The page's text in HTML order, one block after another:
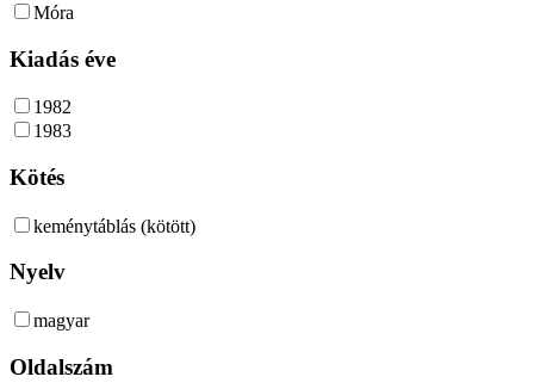
Móra
Kiadás éve
1982
1983
Kötés
keménytáblás (kötött)
Nyelv
magyar
Oldalszám